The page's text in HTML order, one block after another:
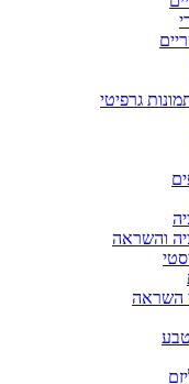
גרפיטי
והשראה
השראה